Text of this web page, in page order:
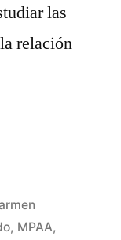
las
relación
, MPAA,